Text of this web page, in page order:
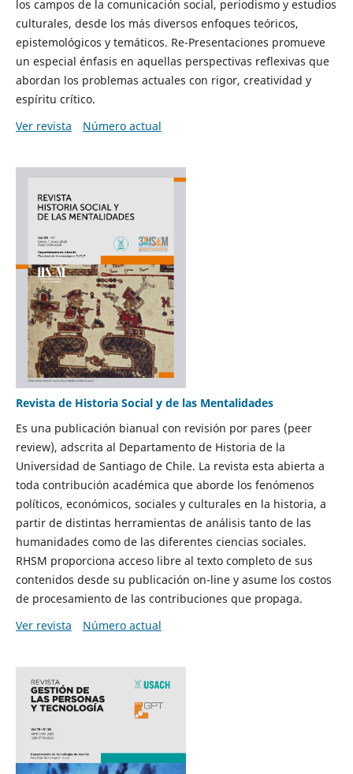
los campos de la comunicación social, periodismo y estudios
culturales, desde los más diversos enfoques teóricos,
epistemológicos y temáticos. Re-Presentaciones promueve
un especial énfasis en aquellas perspectivas reflexivas que
abordan los problemas actuales con rigor, creatividad y
espíritu crítico.
Ver revista
Número actual
Revista de Historia Social y de las Mentalidades
Es una publicación bianual con revisión por pares (peer
review), adscrita al Departamento de Historia de la
Universidad de Santiago de Chile. La revista esta abierta a
toda contribución académica que aborde los fenómenos
políticos, económicos, sociales y culturales en la historia, a
partir de distintas herramientas de análisis tanto de las
humanidades como de las diferentes ciencias sociales.
RHSM proporciona acceso libre al texto completo de sus
contenidos desde su publicación on-line y asume los costos
de procesamiento de las contribuciones que propaga.
Ver revista
Número actual